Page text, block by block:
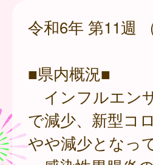
令和6年 第11週
■県内概況■
インフルエン
で減少、新型コ
やや減少となっ